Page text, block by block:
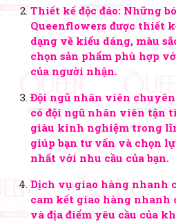
Thiết kế độc đáo: Những
Queenflowers được thiết
dạng về kiểu dáng, màu
chọn sản phẩm phù hợp
của người nhận.
Đội ngũ nhân viên
có đội ngũ nhân viên tận
giàu kinh nghiệm trong
giúp bạn tư vấn và chọn
nhất với nhu cầu của bạn.
Dịch vụ giao hàng nhanh
cam kết giao hàng nhanh
và địa điểm yêu cầu của